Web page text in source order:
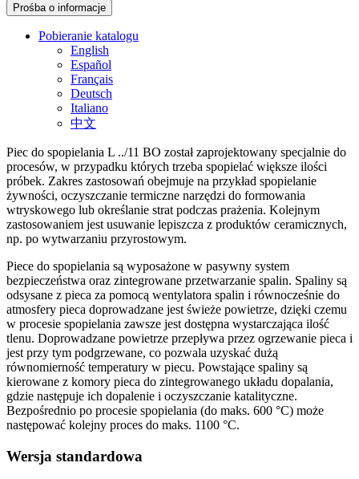
Prośba o informacje
Pobieranie katalogu
English
Español
Français
Deutsch
Italiano
中文
Piec do spopielania L ../11 BO został zaprojektowany specjalnie do
procesów, w przypadku których trzeba spopielać większe ilości
próbek. Zakres zastosowań obejmuje na przykład spopielanie
żywności, oczyszczanie termiczne narzędzi do formowania
wtryskowego lub określanie strat podczas prażenia. Kolejnym
zastosowaniem jest usuwanie lepiszcza z produktów ceramicznych,
np. po wytwarzaniu przyrostowym.
Piece do spopielania są wyposażone w pasywny system
bezpieczeństwa oraz zintegrowane przetwarzanie spalin. Spaliny są
odsysane z pieca za pomocą wentylatora spalin i równocześnie do
atmosfery pieca doprowadzane jest świeże powietrze, dzięki czemu
w procesie spopielania zawsze jest dostępna wystarczająca ilość
tlenu. Doprowadzane powietrze przepływa przez ogrzewanie pieca i
jest przy tym podgrzewane, co pozwala uzyskać dużą
równomierność temperatury w piecu. Powstające spaliny są
kierowane z komory pieca do zintegrowanego układu dopalania,
gdzie następuje ich dopalenie i oczyszczanie katalityczne.
Bezpośrednio po procesie spopielania (do maks. 600 °C) może
następować kolejny proces do maks. 1100 °C.
Wersja standardowa